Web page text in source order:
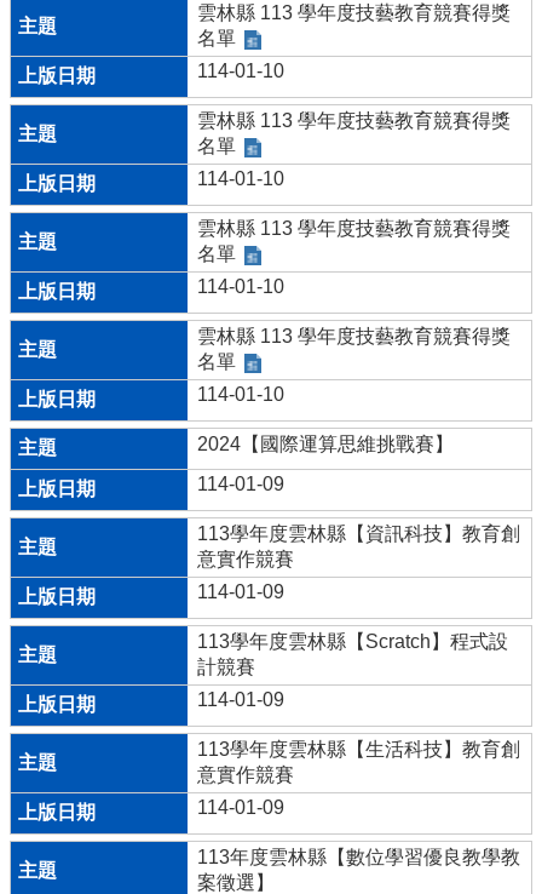
雲林縣 113 學年度技藝教育競賽得獎
名單
114-01-10
雲林縣 113 學年度技藝教育競賽得獎
名單
114-01-10
雲林縣 113 學年度技藝教育競賽得獎
名單
114-01-10
雲林縣 113 學年度技藝教育競賽得獎
名單
114-01-10
2024【國際運算思維挑戰賽】
114-01-09
113學年度雲林縣【資訊科技】教育創
意實作競賽
114-01-09
113學年度雲林縣【Scratch】程式設
計競賽
114-01-09
113學年度雲林縣【生活科技】教育創
意實作競賽
114-01-09
113年度雲林縣【數位學習優良教學教
案徵選】